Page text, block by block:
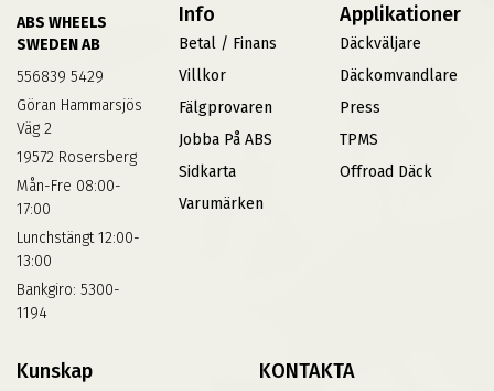
ABS WHEELS
SWEDEN AB
556839 5429
Göran Hammarsjös
Väg 2
19572 Rosersberg
Mån-Fre 08:00-
17:00
Lunchstängt 12:00-
13:00
Bankgiro: 5300-
1194
Info
Betal / Finans
Villkor
Fälgprovaren
Jobba På ABS
Sidkarta
Varumärken
Applikationer
Däckväljare
Däckomvandlare
Press
TPMS
Offroad Däck
Kunskap KONTAKTA